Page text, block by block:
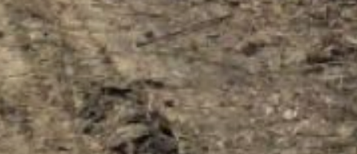
смогут хабаровчане
Читайте нас в соцсетях:
ВКонтакте,
Одноклассники, Телеграм
или Яндекс.ДзениМАКС
Как вам материал?
Огонь!
Супер
Удивило
1
Грустно
Злость